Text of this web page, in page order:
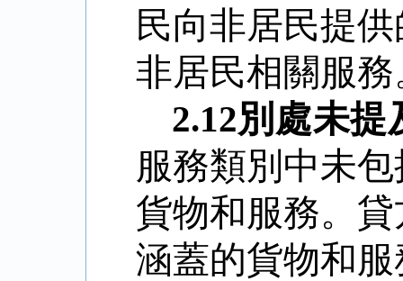
民向非居民提
非居民相關服務
2.12別處未提
服務類別中未
貨物和服務。
涵蓋的貨物和